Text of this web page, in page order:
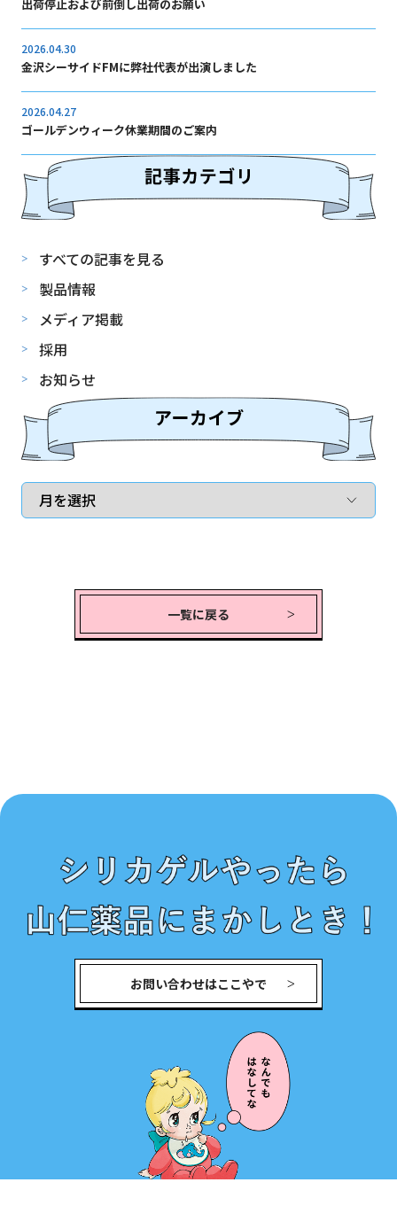
出荷停止および前倒し出荷のお願い
2026.04.30
金沢シーサイドFMに弊社代表が出演しました
2026.04.27
ゴールデンウィーク休業期間のご案内
すべての記事を見る
製品情報
メディア掲載
採用
お知らせ
一覧に戻る
お問い合わせはここやで